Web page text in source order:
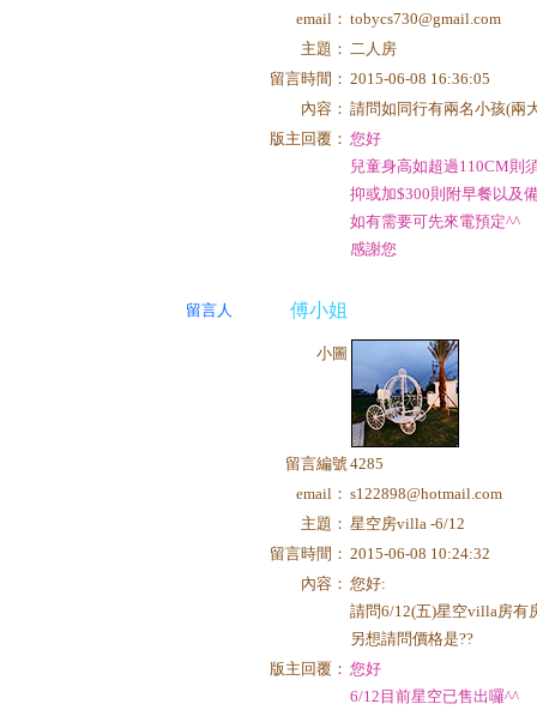
email： tobycs730@gmail.com
主題： 二人房
留言時間： 2015-06-08 16:36:05
內容： 請問如同行有兩名小孩(兩
版主回覆： 您好
兒童身高如超過110CM則
抑或加$300則附早餐以及
如有需要可先來電預定^^
感謝您
留言人 傅小姐
小圖
留言編號4285
email： s122898@hotmail.com
主題： 星空房villa -6/12
留言時間： 2015-06-08 10:24:32
內容： 您好:
請問6/12(五)星空villa房有
另想請問價格是??
版主回覆： 您好
6/12目前星空已售出囉^^